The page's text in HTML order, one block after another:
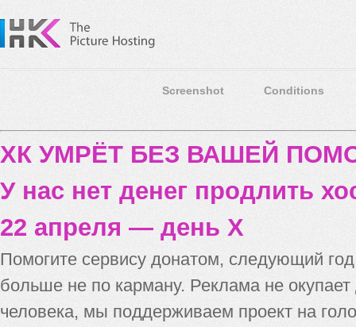
Screenshot Conditions
ХК УМРЁТ БЕЗ ВАШЕЙ
У нас нет денег продлить
22 апреля — день X
Помогите сервису донатом, следующий
больше не по карману. Реклама не
человека, мы поддерживаем проект на